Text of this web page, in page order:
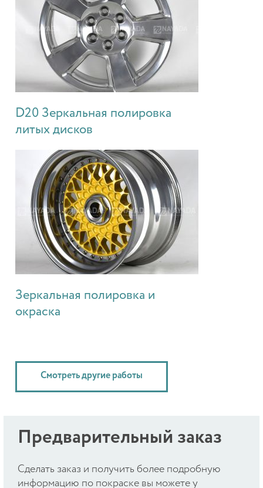
D20 Зеркальная полировка
литых дисков
Зеркальная полировка и
окраска
Смотреть другие работы
Предварительный заказ
Cделать заказ и получить более подробную
информацию по покраске вы можете у